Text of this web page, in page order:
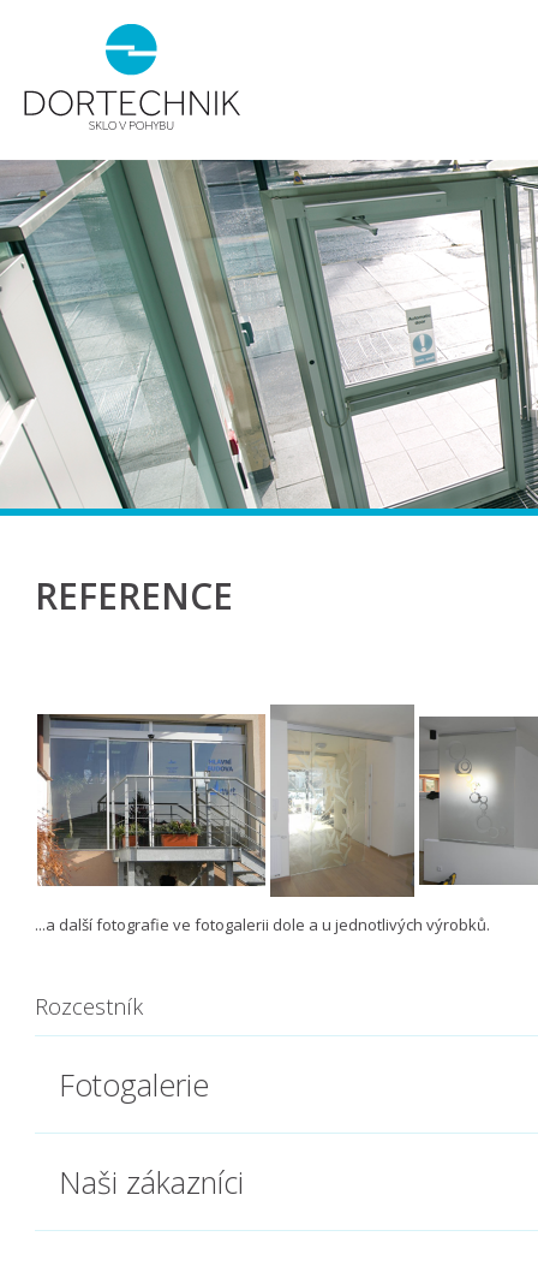
REFERENCE
...a další fotografie ve fotogalerii dole a u jednotlivých výrobků.
Rozcestník
Fotogalerie
Naši zákazníci